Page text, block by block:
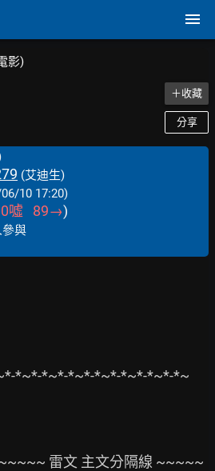
影)
＋收藏
分享
(艾迪生)
10 17:20)
0噓 89→)
參與
*~*-*~*-*~*-*~*-*~*-*~*-*~
雷文 主文分隔線 ~~~~~